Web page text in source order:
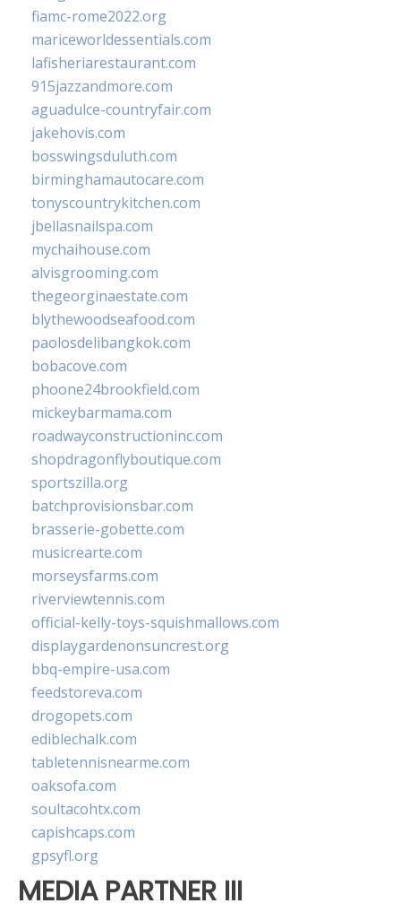
fiamc-rome2022.org
mariceworldessentials.com
lafisheriarestaurant.com
915jazzandmore.com
aguadulce-countryfair.com
jakehovis.com
bosswingsduluth.com
birminghamautocare.com
tonyscountrykitchen.com
jbellasnailspa.com
mychaihouse.com
alvisgrooming.com
thegeorginaestate.com
blythewoodseafood.com
paolosdelibangkok.com
bobacove.com
phoone24brookfield.com
mickeybarmama.com
roadwayconstructioninc.com
shopdragonflyboutique.com
sportszilla.org
batchprovisionsbar.com
brasserie-gobette.com
musicrearte.com
morseysfarms.com
riverviewtennis.com
official-kelly-toys-squishmallows.com
displaygardenonsuncrest.org
bbq-empire-usa.com
feedstoreva.com
drogopets.com
ediblechalk.com
tabletennisnearme.com
oaksofa.com
soultacohtx.com
capishcaps.com
gpsyfl.org
MEDIA PARTNER III